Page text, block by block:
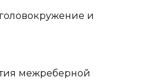
и
межреберной